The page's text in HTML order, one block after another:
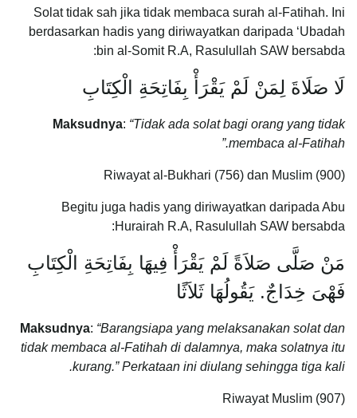
Solat tidak sah jika tidak membaca surah al-Fatihah. Ini
berdasarkan hadis yang diriwayatkan daripada ‘Ubadah
bin al-Somit R.A, Rasulullah SAW bersabda:
لَا صَلَاةَ لِمَنْ لَمْ يَقْرَأْ بِفَاتِحَةِ الْكِتَابِ
Maksudnya: “Tidak ada solat bagi orang yang tidak
membaca al-Fatihah.”
Riwayat al-Bukhari (756) dan Muslim (900)
Begitu juga hadis yang diriwayatkan daripada Abu
Hurairah R.A, Rasulullah SAW bersabda:
مَنْ صَلَّى صَلاَةً لَمْ يَقْرَأْ فِيهَا بِفَاتِحَةِ الْكِتَابِ
فَهْىَ خِدَاجٌ. يَقُولُهَا ثَلاَثًا
Maksudnya: “Barangsiapa yang melaksanakan solat dan
tidak membaca al-Fatihah di dalamnya, maka solatnya itu
kurang.” Perkataan ini diulang sehingga tiga kali.
Riwayat Muslim (907)